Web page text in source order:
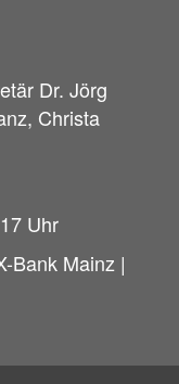
Dr. Jörg
Christa
Uhr
Bank Mainz |